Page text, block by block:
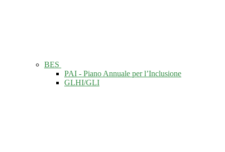
BES
PAI - Piano Annuale per l’Inclusione
GLHI/GLI